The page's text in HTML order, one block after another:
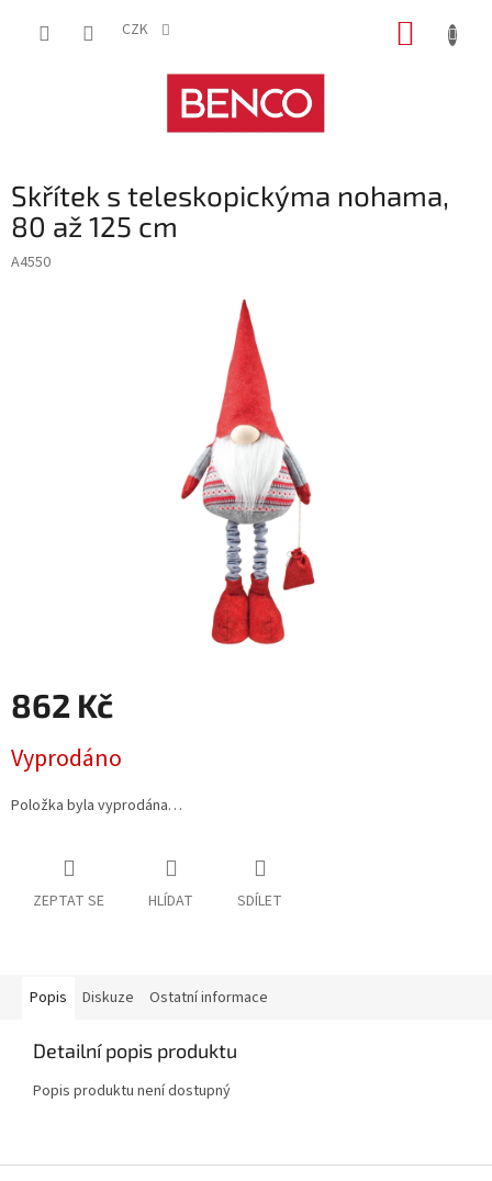
CZK
Skřítek s teleskopickýma nohama,
80 až 125 cm
A4550
862 Kč
cena:
Vyprodáno
Položka byla vyprodána…
ZEPTAT SE HLÍDAT SDÍLET
Popis Diskuze Ostatní informace
Detailní popis produktu
Popis produktu není dostupný